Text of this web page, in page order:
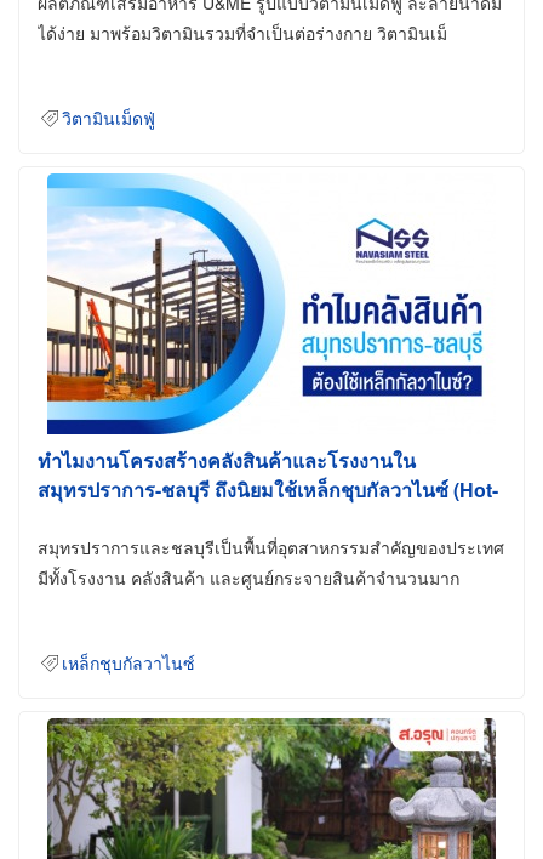
ได้ง่าย มาพร้อมวิตามินรวมที่จำเป็นต่อร่างกาย วิตามินเม็
วิตามินเม็ดฟู่
ทำไมงานโครงสร้างคลังสินค้าและโรงงานใน
สมุทรปราการ-ชลบุรี ถึงนิยมใช้เหล็กชุบกัลวาไนซ์ (Hot-
สมุทรปราการและชลบุรีเป็นพื้นที่อุตสาหกรรมสำคัญของประเทศ
มีทั้งโรงงาน คลังสินค้า และศูนย์กระจายสินค้าจำนวนมาก
เหล็กชุบกัลวาไนซ์